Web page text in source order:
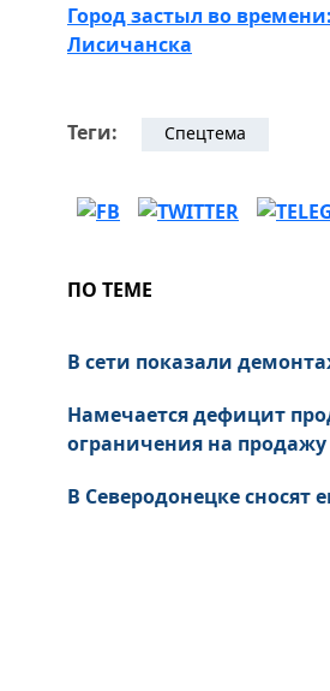
Город застыл во
Лисичанска
Теги: Спецтема
ПО ТЕМЕ
В сети показали
Намечается дефицит
ограничения на продажу
В Северодонецке сносят